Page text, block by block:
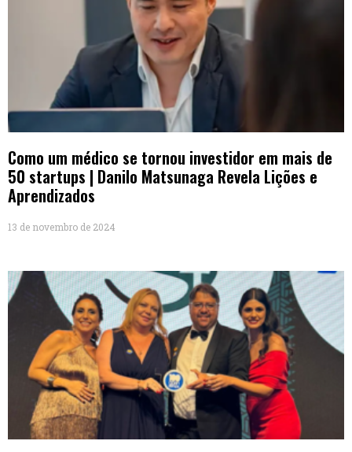
Como um médico se tornou investidor em mais de
50 startups | Danilo Matsunaga Revela Lições e
Aprendizados
13 de novembro de 2024